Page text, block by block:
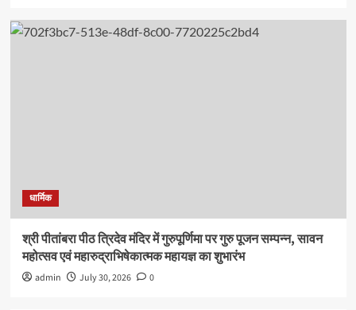
धार्मिक
श्री पीतांबरा पीठ त्रिदेव मंदिर में गुरुपूर्णिमा पर गुरु पूजन सम्पन्न, सावन
महोत्सव एवं महारुद्राभिषेकात्मक महायज्ञ का शुभारंभ
admin July 30, 2026 0